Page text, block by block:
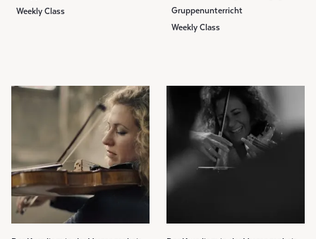
Weekly Class
Gruppenunterricht
Weekly Class